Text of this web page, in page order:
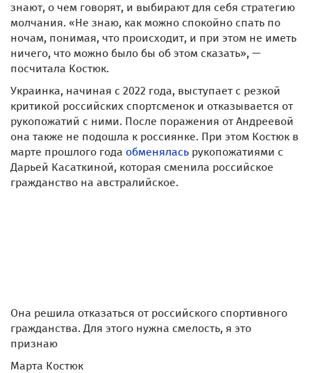
знают, о чем говорят, и выбирают для себя стратегию
молчания. «Не знаю, как можно спокойно спать по
ночам, понимая, что происходит, и при этом не иметь
ничего, что можно было бы об этом сказать», —
посчитала Костюк.
Украинка, начиная с 2022 года, выступает с резкой
критикой российских спортсменок и отказывается от
рукопожатий с ними. После поражения от Андреевой
она также не подошла к россиянке. При этом Костюк в
марте прошлого года обменялась рукопожатиями с
Дарьей Касаткиной, которая сменила российское
гражданство на австралийское.
Она решила отказаться от российского спортивного
гражданства. Для этого нужна смелость, я это
признаю
Марта Костюк